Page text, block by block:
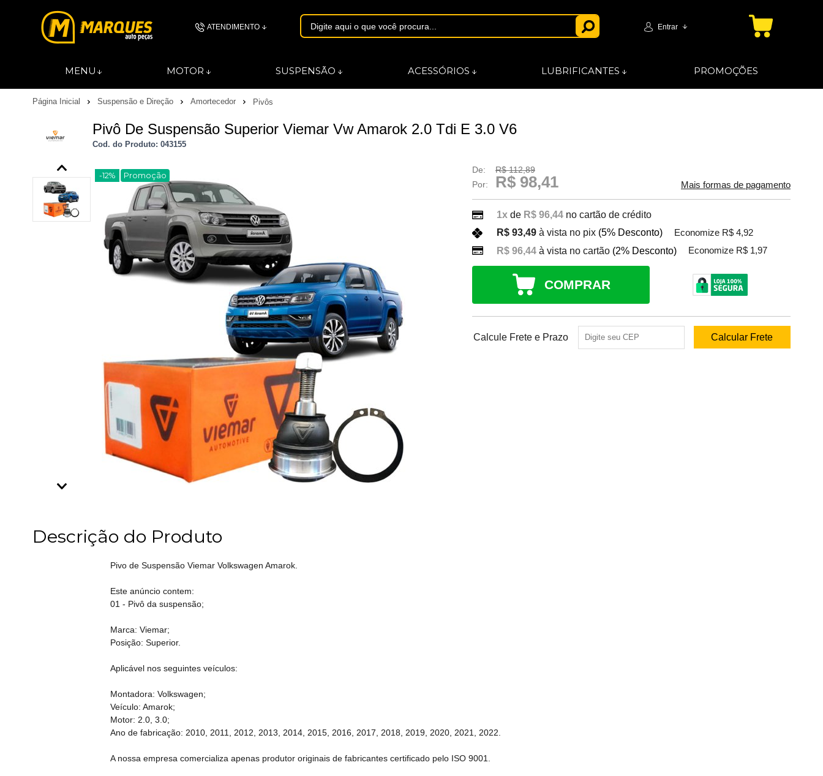
ATENDIMENTO Entrar
MENU MOTOR SUSPENSÃO ACESSÓRIOS LUBRIFICANTES PROMOÇÕES
Página Inicial Suspensão e Direção Amortecedor Pivôs
Pivô De Suspensão Superior Viemar Vw Amarok 2.0 Tdi E 3.0 V6
Cod. do Produto: 043155
-12% Promoção
De:
R$ 112,89
Por:
R$ 98,41 Mais formas de pagamento
1x de R$ 96,44 no cartão de crédito
R$ 93,49à vista no pix (5% Desconto) Economize R$ 4,92
R$ 96,44à vista no cartão (2% Desconto) Economize R$ 1,97
COMPRAR
Calcule Frete e Prazo
Descrição do Produto
Pivo de Suspensão Viemar Volkswagen Amarok.
Este anúncio contem:
01 - Pivô da suspensão;
Marca: Viemar;
Posição: Superior.
Aplicável nos seguintes veículos:
Montadora: Volkswagen;
Veículo: Amarok;
Motor: 2.0, 3.0;
Ano de fabricação: 2010, 2011, 2012, 2013, 2014, 2015, 2016, 2017, 2018, 2019, 2020, 2021, 2022.
A nossa empresa comercializa apenas produtor originais de fabricantes certificado pelo ISO 9001.